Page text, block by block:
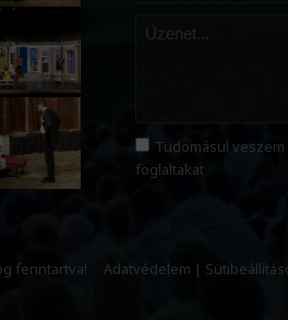
Tudomásul
foglaltakat
fenntartva! Adatvédelem |